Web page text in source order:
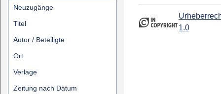
Neuzugänge
Titel
Autor / Beteiligte
Ort
Verlage
Zeitung nach Datum
1.0